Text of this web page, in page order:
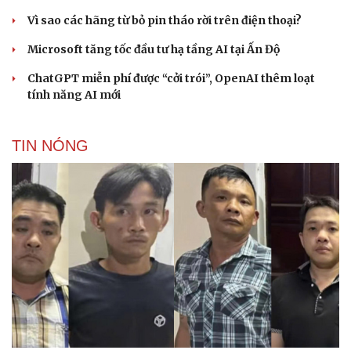
Vì sao các hãng từ bỏ pin tháo rời trên điện thoại?
Microsoft tăng tốc đầu tư hạ tầng AI tại Ấn Độ
ChatGPT miễn phí được “cởi trói”, OpenAI thêm loạt
tính năng AI mới
TIN NÓNG